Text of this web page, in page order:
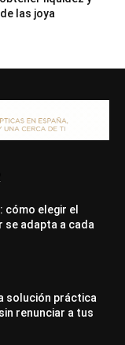
las joya
cómo elegir el
se adapta a cada
solución práctica
renunciar a tus